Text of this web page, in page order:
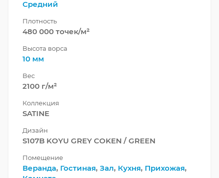
Средний
Плотность
480 000 точек/м²
Высота ворса
10 мм
Вес
2100 г/м²
Коллекция
SATINE
Дизайн
S107B KOYU GREY COKEN / GREEN
Помещение
Веранда, Гостиная, Зал, Кухня, Прихожая,